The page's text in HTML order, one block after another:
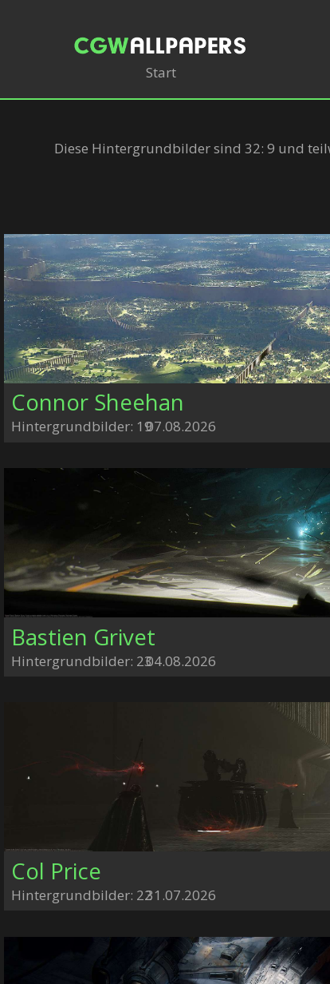
Start
Diese Hintergrundbilder sind 32: 9 und
Connor Sheehan
Hintergrundbilder: 1907.08.2026
Bastien Grivet
Hintergrundbilder: 2304.08.2026
Col Price
Hintergrundbilder: 2231.07.2026